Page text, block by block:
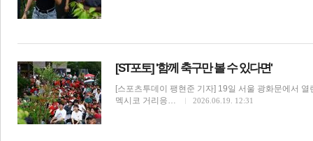
[ST포토] '함께 축구만 볼 수 있다면'
[스포츠투데이 팽현준 기자] 19일 서울 광화문에서
멕시코 거리응…
2026.06.19. 12:31